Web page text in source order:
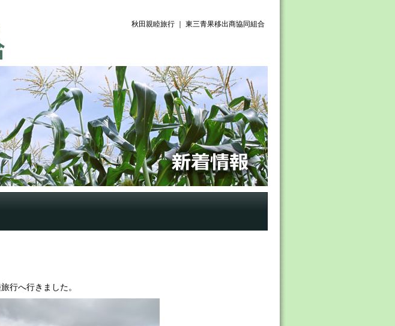
秋田親睦旅行 ｜ 東三青果移出商協同組合
行へ行きました。